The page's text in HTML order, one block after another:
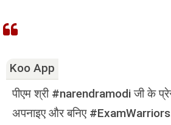
Koo App
पीएम श्री #narendramodi जी के
अपनाइए और बनिए